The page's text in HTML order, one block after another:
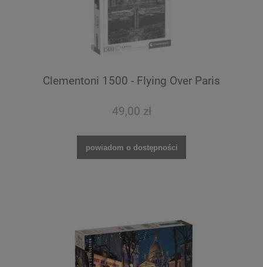
Clementoni 1500 - Flying Over Paris
49,00 zł
powiadom o dostępności